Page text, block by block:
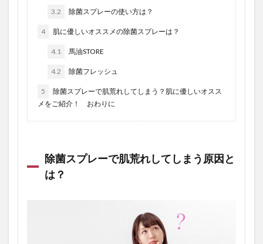
3.2 除菌スプレーの使い方は？
4 肌に優しいオススメの除菌スプレーは？
4.1 馬油STORE
4.2 除菌フレッシュ
5
除菌スプレーで肌荒れしてしまう？肌に優しいオスス
メをご紹介！ おわりに
除菌スプレーで肌荒れしてしまう原因と
は？